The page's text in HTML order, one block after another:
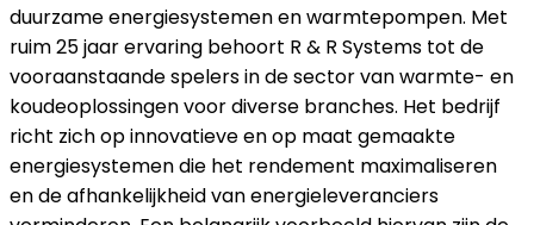
duurzame energiesystemen en warmtepompen. Met
ruim 25 jaar ervaring behoort R & R Systems tot de
vooraanstaande spelers in de sector van warmte- en
koudeoplossingen voor diverse branches. Het bedrijf
richt zich op innovatieve en op maat gemaakte
energiesystemen die het rendement maximaliseren
en de afhankelijkheid van energieleveranciers